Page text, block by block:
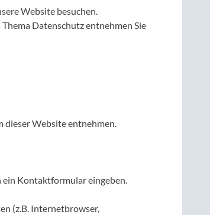
Website besuchen.
Datenschutz entnehmen Sie
dieser Website entnehmen.
ein Kontaktformular eingeben.
(z.B. Internetbrowser,